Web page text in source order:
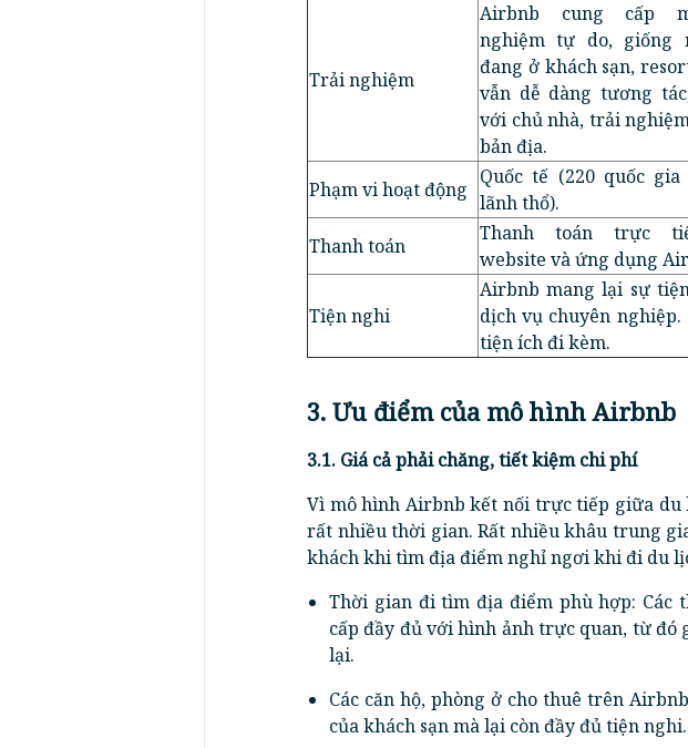
Trải nghiệm
Airbnb cung cấp
nghiệm tự do, giống
đang ở khách sạn,
vẫn dễ dàng tương
với chủ nhà, trải
bản địa.
Phạm vi hoạt động
Quốc tế (220 quốc
lãnh thổ).
Thanh toán
Thanh toán trực
website và ứng dụng
Tiện nghi
Airbnb mang lại sự
dịch vụ chuyên nghiệp.
tiện ích đi kèm.
3. Ưu điểm của mô hình Airbnb
3.1. Giá cả phải chăng, tiết kiệm chi phí
Vì mô hình Airbnb kết nối trực tiếp giữa
rất nhiều thời gian. Rất nhiều khâu trung
khách khi tìm địa điểm nghỉ ngơi khi đi du
Thời gian đi tìm địa điểm phù hợp: Các
cấp đầy đủ với hình ảnh trực quan, từ
lại.
Các căn hộ, phòng ở cho thuê trên
của khách sạn mà lại còn đầy đủ tiện nghi.